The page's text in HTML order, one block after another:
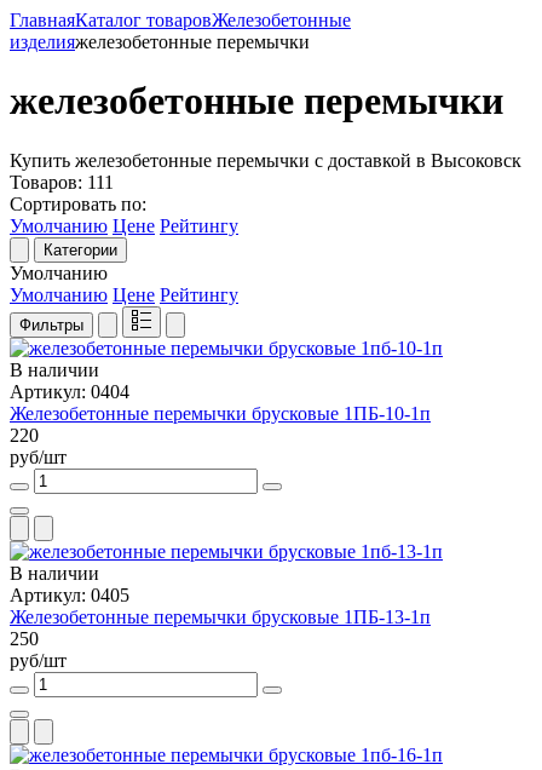
ГлавнаяКаталог товаровЖелезобетонные
изделияжелезобетонные перемычки
железобетонные перемычки
Купить железобетонные перемычки с доставкой в Высоковск
Товаров: 111
Сортировать по:
Умолчанию Цене Рейтингу
Категории
Умолчанию
Умолчанию Цене Рейтингу
Фильтры
В наличии
Артикул: 0404
Железобетонные перемычки брусковые 1ПБ-10-1п
220
руб/шт
В наличии
Артикул: 0405
Железобетонные перемычки брусковые 1ПБ-13-1п
250
руб/шт